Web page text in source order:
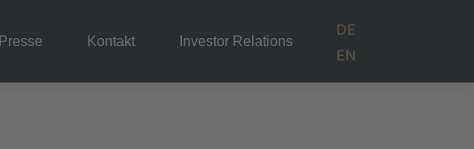
Presse Kontakt Investor Relations
DE
EN